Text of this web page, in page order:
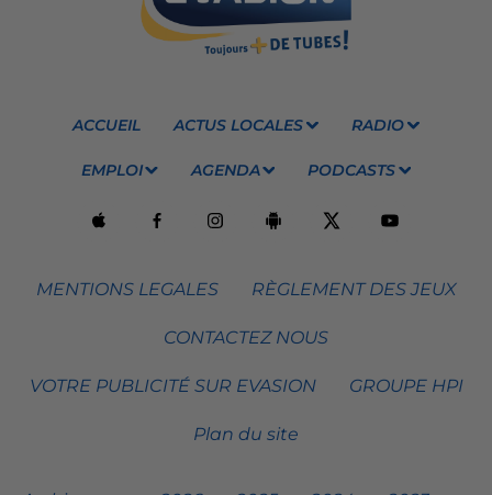
ACCUEIL ACTUS LOCALES RADIO
EMPLOI AGENDA PODCASTS
MENTIONS LEGALES RÈGLEMENT DES JEUX
CONTACTEZ NOUS
VOTRE PUBLICITÉ SUR EVASION GROUPE HPI
Plan du site